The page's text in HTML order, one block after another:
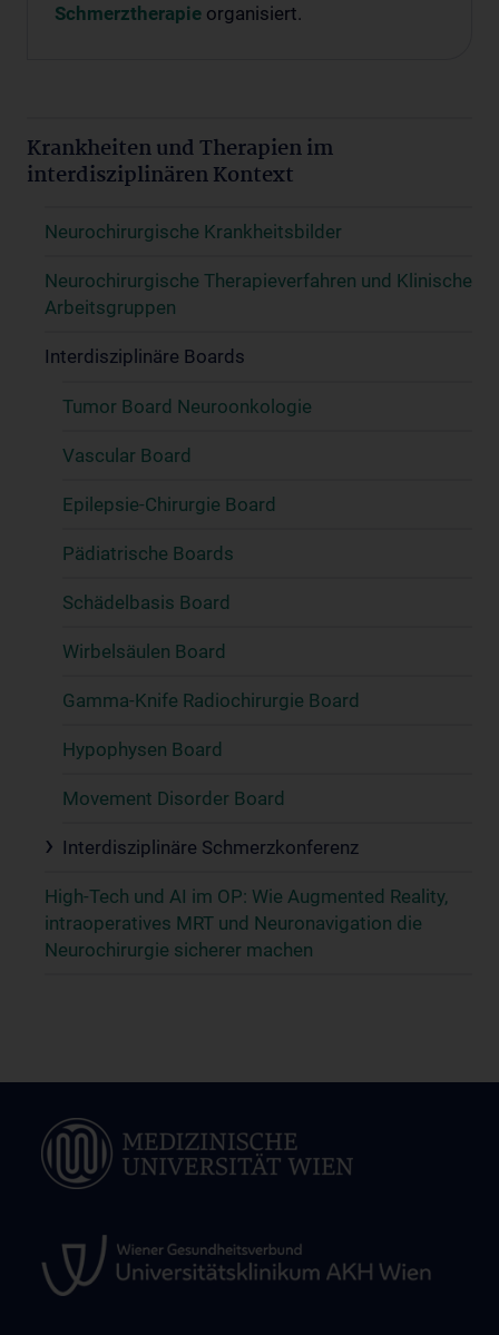
Schmerztherapie organisiert.
Krankheiten und Therapien im
interdisziplinären Kontext
Neurochirurgische Krankheitsbilder
Neurochirurgische Therapieverfahren und Klinische
Arbeitsgruppen
Interdisziplinäre Boards
Tumor Board Neuroonkologie
Vascular Board
Epilepsie-Chirurgie Board
Pädiatrische Boards
Schädelbasis Board
Wirbelsäulen Board
Gamma-Knife Radiochirurgie Board
Hypophysen Board
Movement Disorder Board
Interdisziplinäre Schmerzkonferenz
High-Tech und AI im OP: Wie Augmented Reality,
intraoperatives MRT und Neuronavigation die
Neurochirurgie sicherer machen